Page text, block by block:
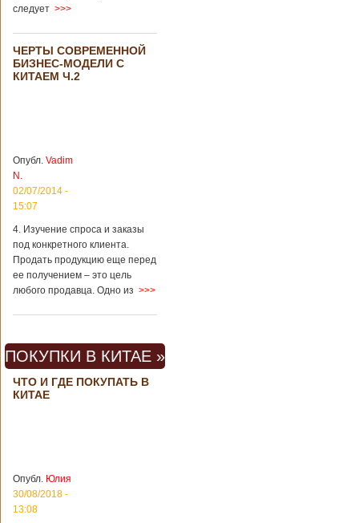
существенно
европейского быта.
Мы собрали для
вас информацию о
вещах, которые
Пекине или
Шанхае терактов
Китай в этом
отношении
считается
государством. Но в
метрополитене
Шанхая или
Подробнее...
23/09/2018 - 13:07
В Китае
свет ребенок
через 4 года
после смерти
родителей
В Китае спустя 4
года после смерти
появился их
ребенок. Выносила
несколько
эмбрионов, так как
планировали
следует >>>
ЧЕРТЫ СОВРЕМЕННОЙ
БИЗНЕС-МОДЕЛИ С
КИТАЕМ Ч.2
Опубл. Vadim
N.
02/07/2014 -
15:07
4. Изучение спроса и заказы
под конкретного клиента.
Продать продукцию еще перед
ее получением – это цель
любого продавца. Одно из >>>
ПОКУПКИ В КИТАЕ »
ЧТО И ГДЕ ПОКУПАТЬ В
КИТАЕ
Опубл. Юлия
30/08/2018 -
13:08